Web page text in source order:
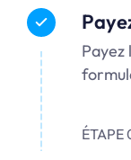
Payez
ÉTAPE